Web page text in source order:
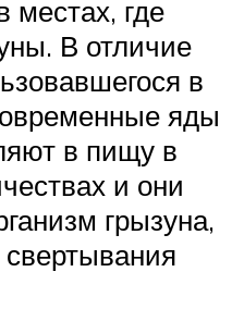
местах, где
В отличие
в
яды
в пищу в
и они
грызуна,